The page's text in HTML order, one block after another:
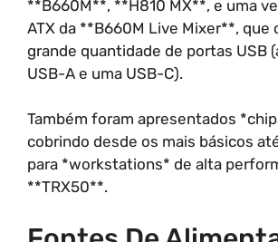
**B660M**, **H810 MX**, e uma
ATX da **B660M Live Mixer**, que
grande quantidade de portas USB
USB-A e uma USB-C).
Também foram apresentados
cobrindo desde os mais básicos
para *workstations* de alta
**TRX50**.